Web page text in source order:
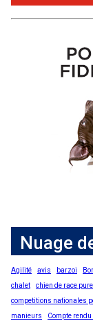
Nuage
Agilité avis barzoi
chalet
chien de race pure
competitions nationales
manieurs
Compte